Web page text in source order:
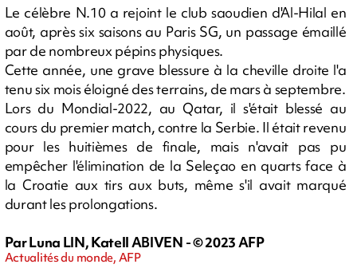
Le célèbre N.10 a rejoint le club saoudien d'Al-Hilal en
août, après six saisons au Paris SG, un passage émaillé
par de nombreux pépins physiques.
Cette année, une grave blessure à la cheville droite l'a
tenu six mois éloigné des terrains, de mars à septembre.
Lors du Mondial-2022, au Qatar, il s'était blessé au
cours du premier match, contre la Serbie. Il était revenu
pour les huitièmes de finale, mais n'avait pas pu
empêcher l'élimination de la Seleçao en quarts face à
la Croatie aux tirs aux buts, même s'il avait marqué
durant les prolongations.
Par Luna LIN, Katell ABIVEN - © 2023 AFP
Actualités du monde, AFP